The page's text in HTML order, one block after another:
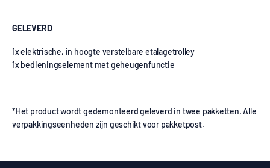
GELEVERD
1x elektrische, in hoogte verstelbare etalagetrolley
1x bedieningselement met geheugenfunctie
*Het product wordt gedemonteerd geleverd in twee pakketten. Alle
verpakkingseenheden zijn geschikt voor pakketpost.